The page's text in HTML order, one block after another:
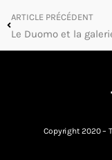
ARTICLE PRÉCÉDENT
Copyright 2020 –